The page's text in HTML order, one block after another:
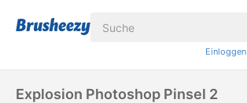
Einloggen
Explosion Photoshop Pinsel 2